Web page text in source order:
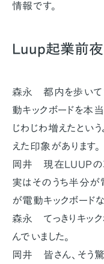
情報です。
Luup起業前
森永 都内を歩いて
動キックボードを本当
じわじわ増えたとい
えた印象があります。
岡井 現在LUUPの
実はそのうち半分が
が電動キックボードな
森永 てっきりキッ
んでいました。
岡井 皆さん、そう